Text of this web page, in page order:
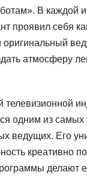
В каждой
проявил себя
оригинальный
атмосферу
телевизионной
одним из
ведущих. Его
креативно
делают